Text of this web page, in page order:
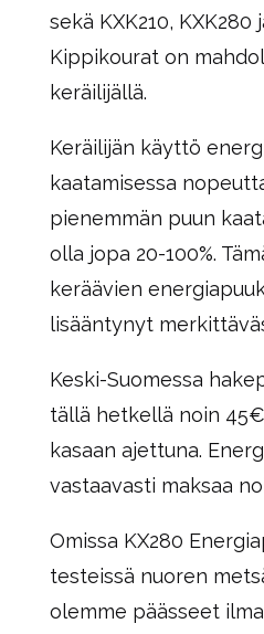
sekä KXK210, KXK280
Kippikourat on
keräilijällä.
Keräilijän käyttö
kaatamisessa
pienemmän puun
olla jopa 20-100%.
keräävien
lisääntynyt
Keski-Suomessa
tällä hetkellä noin
kasaan ajettuna.
vastaavasti maksaa
Omissa KX280
testeissä nuoren
olemme päässeet